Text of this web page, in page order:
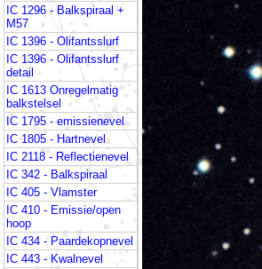
IC 1296 - Balkspiraal +
M57
IC 1396 - Olifantsslurf
IC 1396 - Olifantsslurf
detail
IC 1613 Onregelmatig
balkstelsel
IC 1795 - emissienevel
IC 1805 - Hartnevel
IC 2118 - Reflectienevel
IC 342 - Balkspiraal
IC 405 - Vlamster
IC 410 - Emissie/open
hoop
IC 434 - Paardekopnevel
IC 443 - Kwalnevel